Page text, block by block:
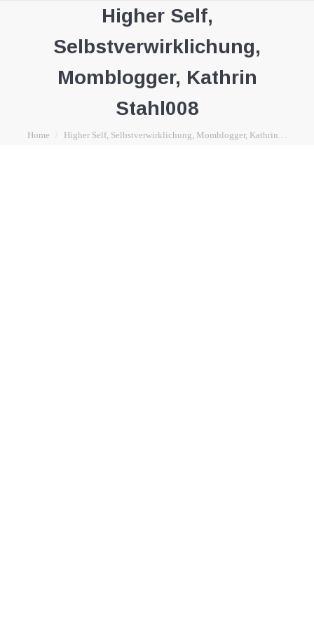
Higher Self,
Selbstverwirklichung,
Momblogger, Kathrin
Stahl008
You are here:
Home Higher Self, Selbstverwirklichung, Momblogger, Kathrin…